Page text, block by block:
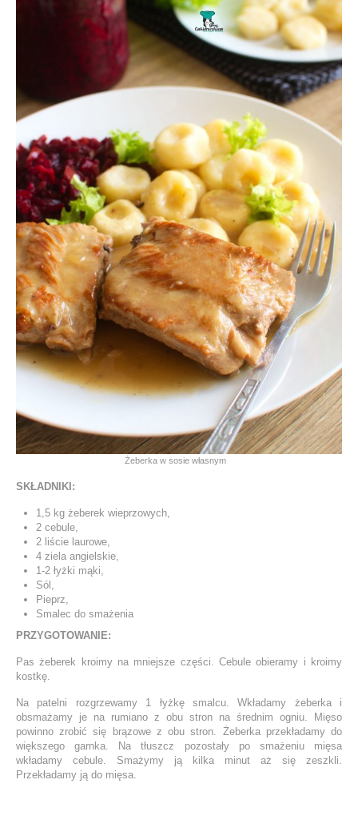
Żeberka w sosie własnym
SKŁADNIKI:
1,5 kg żeberek wieprzowych,
2 cebule,
2 liście laurowe,
4 ziela angielskie,
1-2 łyżki mąki,
Sól,
Pieprz,
Smalec do smażenia
PRZYGOTOWANIE:
Pas żeberek kroimy na mniejsze części. Cebule obieramy i kroimy
kostkę.
Na patelni rozgrzewamy 1 łyżkę smalcu. Wkładamy żeberka i
obsmażamy je na rumiano z obu stron na średnim ogniu. Mięso
powinno zrobić się brązowe z obu stron. Żeberka przekładamy do
większego garnka. Na tłuszcz pozostały po smażeniu mięsa
wkładamy cebule. Smażymy ją kilka minut aż się zeszkli.
Przekładamy ją do mięsa.